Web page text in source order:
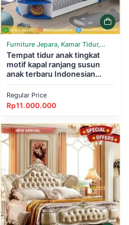
Furniture Jepara, Kamar Tidur,
Tempat Tidur
Tempat tidur anak tingkat
motif kapal ranjang susun
anak terbaru Indonesian
Regular Price
Rp11.000.000